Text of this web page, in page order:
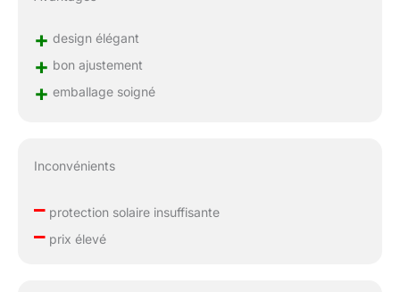
+ design élégant
+ bon ajustement
+ emballage soigné
Inconvénients
–protection solaire insuffisante
–prix élevé